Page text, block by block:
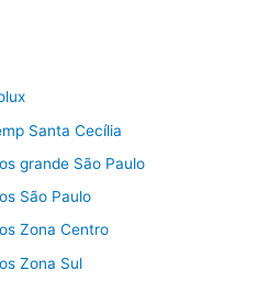
Santa Cecília
grande São Paulo
São Paulo
Zona Centro
Zona Sul